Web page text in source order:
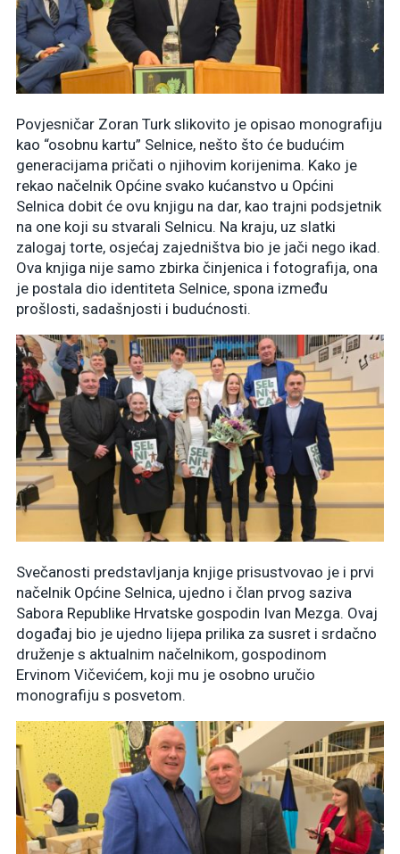
Povjesničar Zoran Turk slikovito je opisao monografiju
kao “osobnu kartu” Selnice, nešto što će budućim
generacijama pričati o njihovim korijenima. Kako je
rekao načelnik Općine svako kućanstvo u Općini
Selnica dobit će ovu knjigu na dar, kao trajni podsjetnik
na one koji su stvarali Selnicu. Na kraju, uz slatki
zalogaj torte, osjećaj zajedništva bio je jači nego ikad.
Ova knjiga nije samo zbirka činjenica i fotografija, ona
je postala dio identiteta Selnice, spona između
prošlosti, sadašnjosti i budućnosti.
Svečanosti predstavljanja knjige prisustvovao je i prvi
načelnik Općine Selnica, ujedno i član prvog saziva
Sabora Republike Hrvatske gospodin Ivan Mezga. Ovaj
događaj bio je ujedno lijepa prilika za susret i srdačno
druženje s aktualnim načelnikom, gospodinom
Ervinom Vičevićem, koji mu je osobno uručio
monografiju s posvetom.